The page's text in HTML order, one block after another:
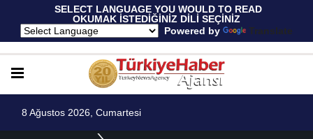
SELECT LANGUAGE YOU WOULD TO READ
OKUMAK İSTEDİĞİNİZ DİLİ SEÇİNİZ
Powered by
Translate
8 Ağustos 2026, Cumartesi